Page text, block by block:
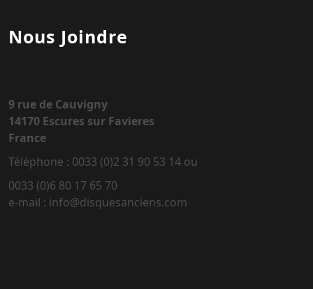
Nous Joindre
9 rue de Cauvigny
14170 Escures sur Favieres
France
Téléphone : 0033 (0)2 31 90 53 14 ou
0033 (0)6 80 17 65 70
e-mail : info@disquesanciens.com